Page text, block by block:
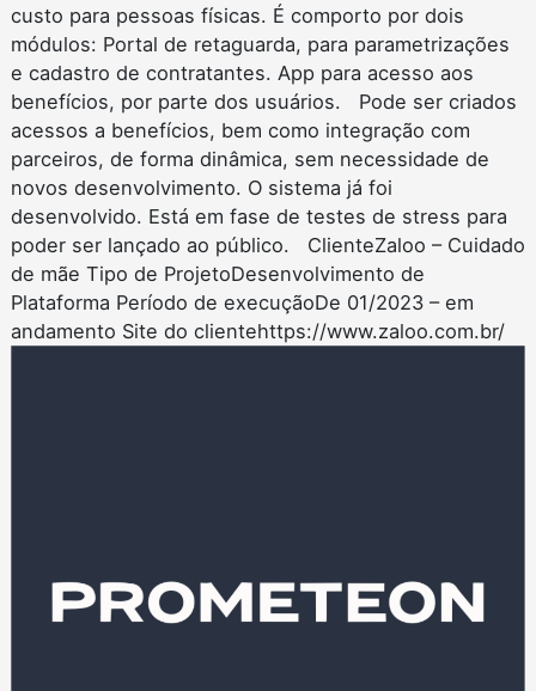
custo para pessoas físicas. É comporto por dois
módulos: Portal de retaguarda, para parametrizações
e cadastro de contratantes. App para acesso aos
benefícios, por parte dos usuários. Pode ser criados
acessos a benefícios, bem como integração com
parceiros, de forma dinâmica, sem necessidade de
novos desenvolvimento. O sistema já foi
desenvolvido. Está em fase de testes de stress para
poder ser lançado ao público. ClienteZaloo – Cuidado
de mãe Tipo de ProjetoDesenvolvimento de
Plataforma Período de execuçãoDe 01/2023 – em
andamento Site do clientehttps://www.zaloo.com.br/